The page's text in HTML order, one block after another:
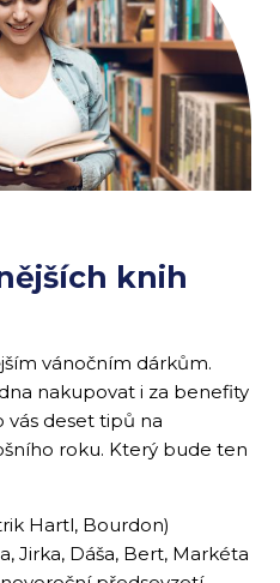
knih
vánočním dárkům.
nakupovat i za benefity
vás deset tipů na
roku. Který bude ten
Hartl, Bourdon)
Jirka, Dáša, Bert, Markéta